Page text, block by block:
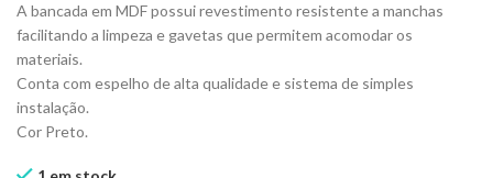
A bancada em MDF possui revestimento resistente a manchas
facilitando a limpeza e gavetas que permitem acomodar os
materiais.
Conta com espelho de alta qualidade e sistema de simples
instalação.
Cor Preto.